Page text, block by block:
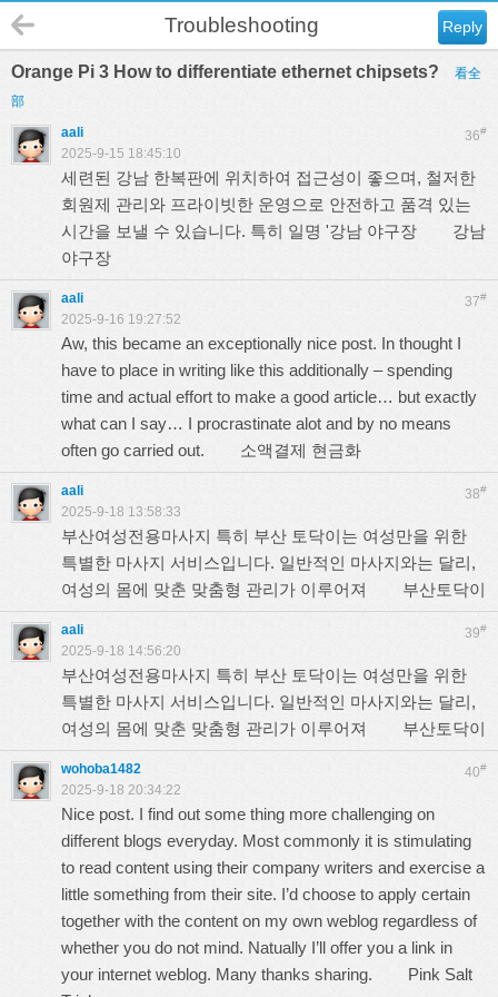
Reply
Troubleshooting
Orange Pi 3 How to differentiate ethernet chipsets?
看全
部
36#
aali
2025-9-15 18:45:10
세련된 강남 한복판에 위치하여 접근성이 좋으며, 철저한
회원제 관리와 프라이빗한 운영으로 안전하고 품격 있는
시간을 보낼 수 있습니다. 특히 일명 '강남 야구장 강남
야구장
37#
aali
2025-9-16 19:27:52
Aw, this became an exceptionally nice post. In thought I
have to place in writing like this additionally – spending
time and actual effort to make a good article… but exactly
what can I say… I procrastinate alot and by no means
often go carried out. 소액결제 현금화
38#
aali
2025-9-18 13:58:33
부산여성전용마사지 특히 부산 토닥이는 여성만을 위한
특별한 마사지 서비스입니다. 일반적인 마사지와는 달리,
여성의 몸에 맞춘 맞춤형 관리가 이루어져 부산토닥이
39#
aali
2025-9-18 14:56:20
부산여성전용마사지 특히 부산 토닥이는 여성만을 위한
특별한 마사지 서비스입니다. 일반적인 마사지와는 달리,
여성의 몸에 맞춘 맞춤형 관리가 이루어져 부산토닥이
40#
wohoba1482
2025-9-18 20:34:22
Nice post. I find out some thing more challenging on
different blogs everyday. Most commonly it is stimulating
to read content using their company writers and exercise a
little something from their site. I’d choose to apply certain
together with the content on my own weblog regardless of
whether you do not mind. Natually I’ll offer you a link in
your internet weblog. Many thanks sharing. Pink Salt